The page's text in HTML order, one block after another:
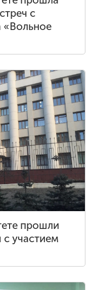
с
«Вольное
прошли
участием